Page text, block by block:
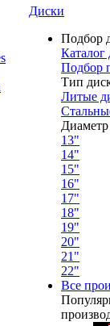
Диски
Подбор
Каталог
Подбор
Тип
Литые
Диаметр
13"
14"
15"
16"
17"
18"
19"
20"
21"
22"
Все